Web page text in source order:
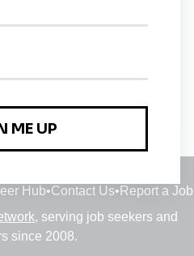
this job
Hub•Contact Us• Report a Job
, serving job seekers and
since 2008.